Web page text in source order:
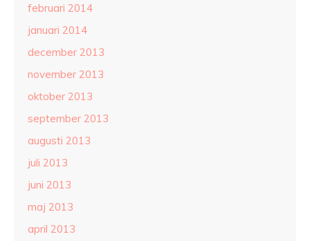
februari 2014
januari 2014
december 2013
november 2013
oktober 2013
september 2013
augusti 2013
juli 2013
juni 2013
maj 2013
april 2013